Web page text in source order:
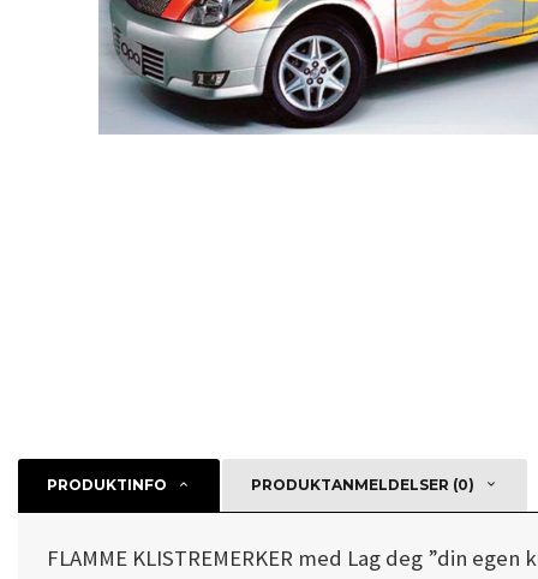
PRODUKTINFO PRODUKTANMELDELSER (0)
FLAMME KLISTREMERKER med Lag deg ”din egen